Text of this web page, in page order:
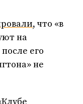
, что «в
на
его
не